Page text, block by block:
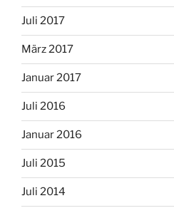
Juli 2017
März 2017
Januar 2017
Juli 2016
Januar 2016
Juli 2015
Juli 2014